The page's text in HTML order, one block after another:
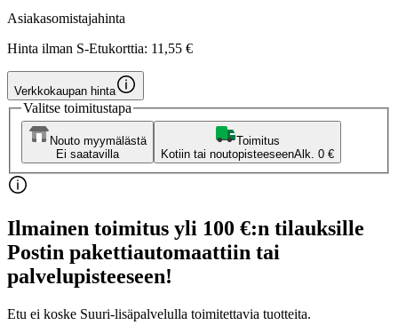
Asiakasomistajahinta
Hinta ilman S-Etukorttia: 11,55 €
Verkkokaupan hinta
Valitse toimitustapa
Nouto myymälästä
Ei saatavilla
Toimitus
Kotiin tai noutopisteeseenAlk. 0 €
Ilmainen toimitus yli 100 €:n tilauksille
Postin pakettiautomaattiin tai
palvelupisteeseen!
Etu ei koske Suuri‑lisäpalvelulla toimitettavia tuotteita.